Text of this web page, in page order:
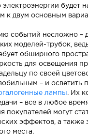
электроэнергии будет
к двум основным
событий несложно
моделей-трубок,
обширного
для освещения
по своей
– и
лампы. Их
– все в любое
покупателей могут
эффектов, а также
места.